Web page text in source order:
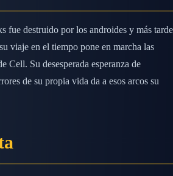
fue destruido por los androides y más tarde
viaje en el tiempo pone en marcha las
Cell. Su desesperada esperanza de
de su propia vida da a esos arcos su